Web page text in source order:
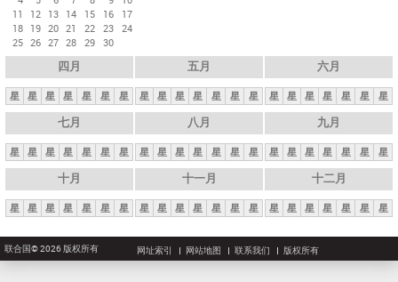
11
12 13 14 15 16
17
18 19 20 21 22 23 24
25 26 27 28 29 30
四月
星 星 星 星 星 星 星
五月
星 星 星 星 星 星 星
六月
星 星 星 星 星 星 星
七月
星 星 星 星 星 星 星
八月
星 星 星 星 星 星 星
九月
星 星 星 星 星 星 星
十月
星 星 星 星 星 星 星
十一月
星 星 星 星 星 星 星
十二月
星 星 星 星 星 星 星
联合国© 2026 版权所有 网址索引 网站地图 联系我们 版权所有